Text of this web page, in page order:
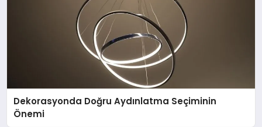
Dekorasyonda Doğru Aydınlatma Seçiminin
Önemi